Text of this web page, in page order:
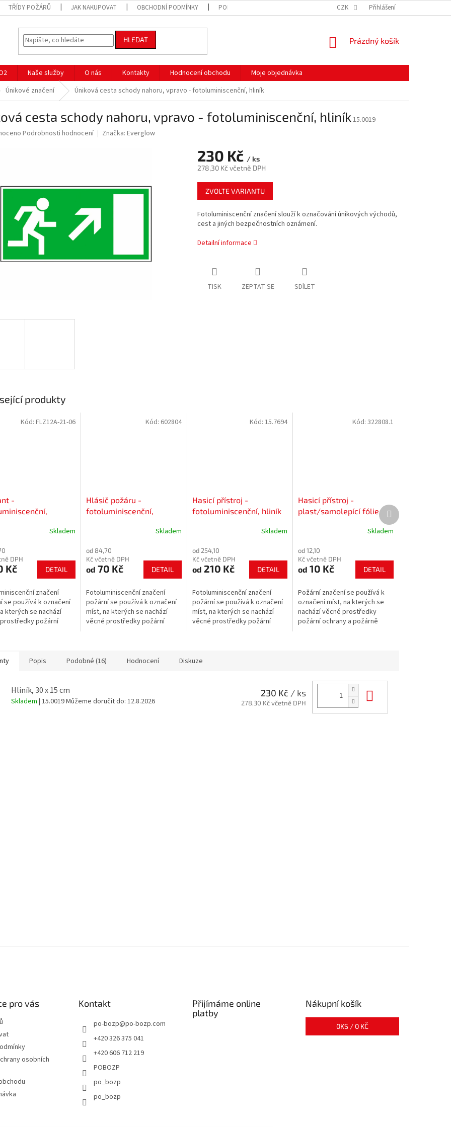
TŘÍDY POŽÁRŮ JAK NAKUPOVAT OBCHODNÍ PODMÍNKY PODMÍNKY OCHRANY OSOBNÍCH ÚDAJŮ HODNOCENÍ OBCHODU
CZK Přihlášení
HLEDAT
NÁKUPNÍ
Prázdný košík
Naše služby O nás Kontakty Hodnocení obchodu
Moje objednávka
Únikové značení
Úniková cesta schody nahoru, vpravo - fotoluminiscenční, hliník
cesta schody nahoru, vpravo - fotoluminiscenční, hliník 15.0019
Podrobnosti hodnocení Značka: Everglow
230 Kč / ks
278,30 Kč včetně DPH
Měrná
cena:
ZVOLTE VARIANTU
Fotoluminiscenční značení slouží k označování únikových východů,
cest a jiných bezpečnostních oznámení.
Detailní informace
TISK ZEPTAT SE SDÍLET
produkty
-
Skladem
DPH
Kč DETAIL
značení
se používá k označení
kterých se nachází
požární
Kód: FLZ12A-21-06
Hlásič požáru -
fotoluminiscenční,
Skladem
od 84,70
Kč včetně DPH
od 70 Kč DETAIL
Fotoluminiscenční značení
požární se používá k označení
míst, na kterých se nachází
věcné prostředky požární
Kód: 602804
Hasicí přístroj -
fotoluminiscenční, hliník
Skladem
od 254,10
Kč včetně DPH
od 210 Kč DETAIL
Fotoluminiscenční značení
požární se používá k označení
míst, na kterých se nachází
věcné prostředky požární
Kód:15.7694
Hasicí přístroj -
plast/samolepící fólie
Skladem
od 12,10
Kč včetně DPH
od 10 Kč DETAIL
Požární značení se používá k
označení míst, na kterých se
nachází věcné prostředky
požární ochrany a požárně
Kód: 322808.1
Další
produkt
Popis Podobné (16) Hodnocení Diskuze
Hliník, 30 x 15 cm
Skladem | 15.0019Můžeme doručit do: 12.8.2026
230 Kč / ks
278,30 Kč včetně DPH
pro vás
osobních
Kontakt
po-bozp@po-bozp.com
+420 326 375 041
+420 606 712 219
POBOZP
po_bozp
po_bozp
Přijímáme online
platby
Nákupní košík
0KS / 0 KČ